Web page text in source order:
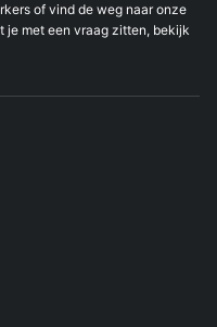
of vind de weg naar onze
je met een vraag zitten, bekijk